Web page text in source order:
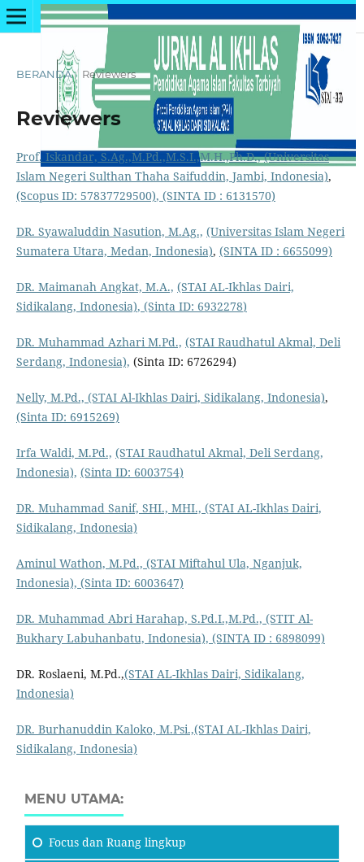
BERANDA / Reviewers
Reviewers
Prof. Iskandar, S.Ag.,M.Pd.,M.S.I.,M.H.,Ph.D., (Universitas
Islam Negeri Sulthan Thaha Saifuddin, Jambi, Indonesia),
(Scopus ID: 57837729500), (SINTA ID : 6131570)
DR. Syawaluddin Nasution, M.Ag., (Universitas Islam Negeri
Sumatera Utara, Medan, Indonesia), (SINTA ID : 6655099)
DR. Maimanah Angkat, M.A., (STAI AL-Ikhlas Dairi,
Sidikalang, Indonesia), (Sinta ID: 6932278)
DR. Muhammad Azhari M.Pd., (STAI Raudhatul Akmal, Deli
Serdang, Indonesia), (Sinta ID: 6726294)
Nelly, M.Pd., (STAI Al-Ikhlas Dairi, Sidikalang, Indonesia),
(Sinta ID: 6915269)
Irfa Waldi, M.Pd., (STAI Raudhatul Akmal, Deli Serdang,
Indonesia), (Sinta ID: 6003754)
DR. Muhammad Sanif, SHI., MHI., (STAI AL-Ikhlas Dairi,
Sidikalang, Indonesia)
Aminul Wathon, M.Pd., (STAI Miftahul Ula, Nganjuk,
Indonesia), (Sinta ID: 6003647)
DR. Muhammad Abri Harahap, S.Pd.I.,M.Pd., (STIT Al-
Bukhary Labuhanbatu, Indonesia), (SINTA ID : 6898099)
DR. Roslaeni, M.Pd.,(STAI AL-Ikhlas Dairi, Sidikalang,
Indonesia)
DR. Burhanuddin Kaloko, M.Psi.,(STAI AL-Ikhlas Dairi,
Sidikalang, Indonesia)
MENU UTAMA:
Focus dan Ruang lingkup